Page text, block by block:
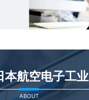
本航空电子工业
ABOUT